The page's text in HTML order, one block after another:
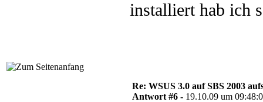
installiert hab ich
Re: WSUS 3.0 auf SBS 2003
Antwort #6 - 19.10.09 um